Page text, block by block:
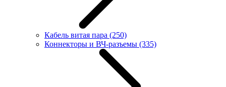
Кабель витая пара (250)
Коннекторы и ВЧ-разъемы (335)